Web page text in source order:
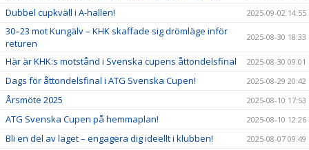
Dubbel cupkväll i A-hallen! 2025-09-02 14:55
30–23 mot Kungälv – KHK skaffade sig drömläge inför
returen
2025-08-30 18:33
Här är KHK:s motstånd i Svenska cupens åttondelsfinal 2025-08-30 09:01
Dags för åttondelsfinal i ATG Svenska Cupen! 2025-08-29 20:42
Årsmöte 2025 2025-08-10 17:53
ATG Svenska Cupen på hemmaplan! 2025-08-10 12:26
Bli en del av laget – engagera dig ideellt i klubben! 2025-08-07 09:49